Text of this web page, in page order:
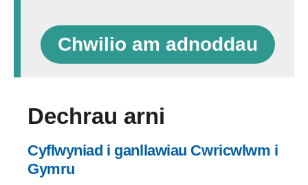
Chwilio am adnoddau
Dechrau arni
Cyflwyniad i ganllawiau Cwricwlwm i
Gymru